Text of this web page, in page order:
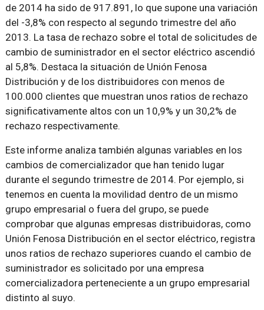
de 2014 ha sido de 917.891, lo que supone una variación
del -3,8% con respecto al segundo trimestre del año
2013. La tasa de rechazo sobre el total de solicitudes de
cambio de suministrador en el sector eléctrico ascendió
al 5,8%. Destaca la situación de Unión Fenosa
Distribución y de los distribuidores con menos de
100.000 clientes que muestran unos ratios de rechazo
significativamente altos con un 10,9% y un 30,2% de
rechazo respectivamente.
Este informe analiza también algunas variables en los
cambios de comercializador que han tenido lugar
durante el segundo trimestre de 2014. Por ejemplo, si
tenemos en cuenta la movilidad dentro de un mismo
grupo empresarial o fuera del grupo, se puede
comprobar que algunas empresas distribuidoras, como
Unión Fenosa Distribución en el sector eléctrico, registra
unos ratios de rechazo superiores cuando el cambio de
suministrador es solicitado por una empresa
comercializadora perteneciente a un grupo empresarial
distinto al suyo.